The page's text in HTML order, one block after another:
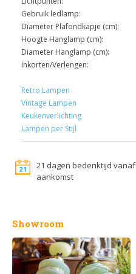
Gebruik ledlamp:
Diameter Plafondkapje (cm):
Hoogte Hanglamp (cm):
Diameter Hanglamp (cm):
Inkorten/Verlengen:
Retro Lampen
Vintage Lampen
Keukenverlichting
Lampen per Stijl
21 dagen bedenktijd vanaf
aankomst
Showroom